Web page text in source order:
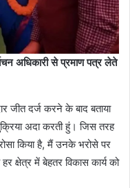
अधिकारी से प्रमाण पत्र लेते
जीत दर्ज करने के बाद बताया
अदा करती हुं। जिस तरह
किया है, मैं उनके भरोसे पर
क्षेत्र में बेहतर विकास कार्य को